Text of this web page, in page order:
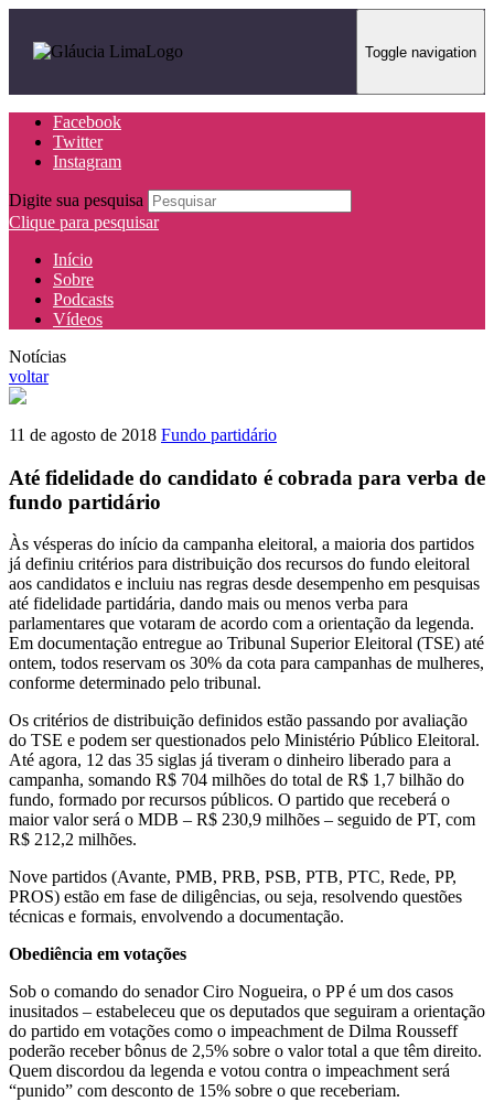
Toggle navigation
Facebook
Twitter
Instagram
Digite sua pesquisa
Clique para pesquisar
Início
Sobre
Podcasts
Vídeos
Notícias
voltar
11 de agosto de 2018 Fundo partidário
Até fidelidade do candidato é cobrada para verba de
fundo partidário
Às vésperas do início da campanha eleitoral, a maioria dos partidos
já definiu critérios para distribuição dos recursos do fundo eleitoral
aos candidatos e incluiu nas regras desde desempenho em pesquisas
até fidelidade partidária, dando mais ou menos verba para
parlamentares que votaram de acordo com a orientação da legenda.
Em documentação entregue ao Tribunal Superior Eleitoral (TSE) até
ontem, todos reservam os 30% da cota para campanhas de mulheres,
conforme determinado pelo tribunal.
Os critérios de distribuição definidos estão passando por avaliação
do TSE e podem ser questionados pelo Ministério Público Eleitoral.
Até agora, 12 das 35 siglas já tiveram o dinheiro liberado para a
campanha, somando R$ 704 milhões do total de R$ 1,7 bilhão do
fundo, formado por recursos públicos. O partido que receberá o
maior valor será o MDB – R$ 230,9 milhões – seguido de PT, com
R$ 212,2 milhões.
Nove partidos (Avante, PMB, PRB, PSB, PTB, PTC, Rede, PP,
PROS) estão em fase de diligências, ou seja, resolvendo questões
técnicas e formais, envolvendo a documentação.
Obediência em votações
Sob o comando do senador Ciro Nogueira, o PP é um dos casos
inusitados – estabeleceu que os deputados que seguiram a orientação
do partido em votações como o impeachment de Dilma Rousseff
poderão receber bônus de 2,5% sobre o valor total a que têm direito.
Quem discordou da legenda e votou contra o impeachment será
“punido” com desconto de 15% sobre o que receberiam.